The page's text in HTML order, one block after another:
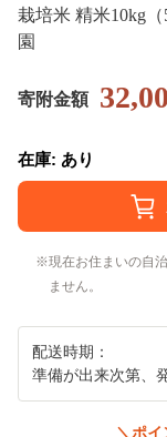
栽培米 精米10kg
園
寄附金額
在庫: あり
現在お住まいの自
ません。
配送時期：
準備が出来次第、
＼ポイ